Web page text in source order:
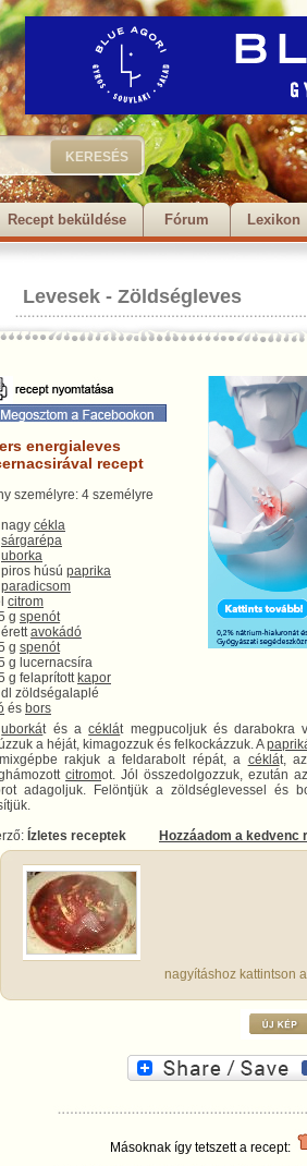
Recept beküldése Fórum Lexikon
Levesek - Zöldségleves
energialeves
recept
személyre: 4 személyre
cékla
sárgarépa
uborka
húsú paprika
paradicsom
citrom
g spenót
avokádó
g spenót
g lucernacsíra
g felaprított kapor
zöldségalaplé
és bors
uborkát és acéklát megpucoljuk és darabokra
a héját, kimagozzuk és felkockázzuk. A
rakjuk a feldarabolt répát, a céklát,
citromot. Jól összedolgozzuk, ezután az
adagoljuk. Felöntjük a zöldséglevessel és
Ízletes receptek Hozzáadom a kedvenc
nagyításhoz kattintson
Másoknak így tetszett a recept: